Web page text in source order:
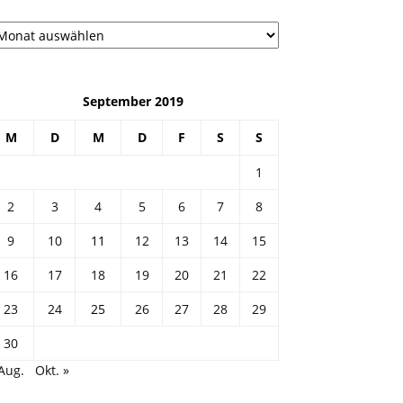
September 2019
M D M D F S S
1
2
3 4 5 6 7
8
9
10 11 12 13 14
15
16
17 18 19 20 21
22
23
24 25 26 27 28
29
30
Okt. »